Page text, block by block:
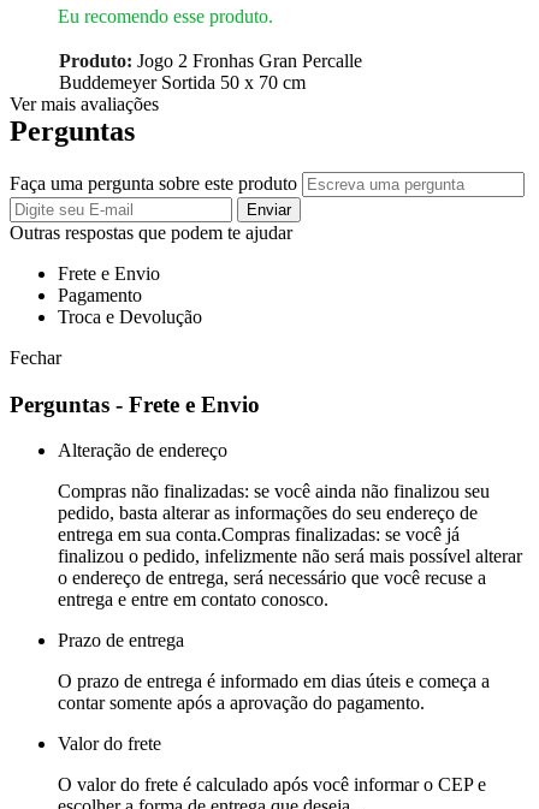
Eu recomendo esse produto.
Produto: Jogo 2 Fronhas Gran Percalle
Buddemeyer Sortida 50 x 70 cm
Ver mais avaliações
Perguntas
Faça uma pergunta sobre este produto
Enviar
Outras respostas que podem te ajudar
Frete e Envio
Pagamento
Troca e Devolução
Fechar
Perguntas - Frete e Envio
Alteração de endereço
Compras não finalizadas: se você ainda não finalizou seu
pedido, basta alterar as informações do seu endereço de
entrega em sua conta.Compras finalizadas: se você já
finalizou o pedido, infelizmente não será mais possível alterar
o endereço de entrega, será necessário que você recuse a
entrega e entre em contato conosco.
Prazo de entrega
O prazo de entrega é informado em dias úteis e começa a
contar somente após a aprovação do pagamento.
Valor do frete
O valor do frete é calculado após você informar o CEP e